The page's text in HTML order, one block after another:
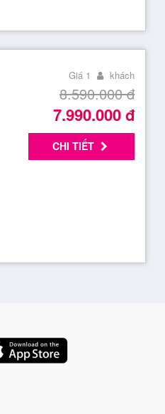
Giá 1 khách
8.590.000đ
7.990.000đ
CHI TIẾT